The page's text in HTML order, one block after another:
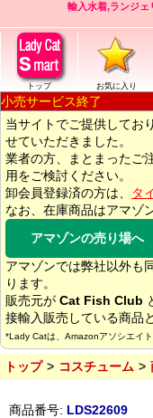
輸入水着,ランジェ
トップ お気に入り
小売サービス終了
当サイトでご提供してお
せていただきました。
業者の方、まとまったご
用をご検討ください。
卸会員登録済の方は、
タ
なお、在庫商品はアマゾ
アマゾンの売り場へ
アマゾンでは弊社以外も
ります。
販売元が Cat Fish Club
接輸入販売している商品
*Lady Catは、Amazonアソシエイ
トップ コスチューム
商品番号: LDS22609